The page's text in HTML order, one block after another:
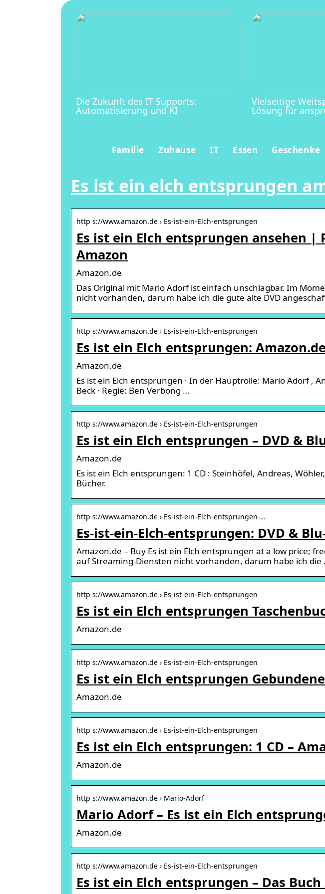
Die Zukunft des IT-Supports:
Automatisierung und KI
Vielseitige
Lösung für
Familie Zuhause IT Essen Geschenke
Es ist ein elch entsprungen
http s://www.amazon.de › Es-ist-ein-Elch-entsprungen
Es ist ein Elch entsprungen ansehen |
Amazon
Amazon.de
Das Original mit Mario Adorf ist einfach unschlagbar. Im
nicht vorhanden, darum habe ich die gute alte DVD
http s://www.amazon.de › Es-ist-ein-Elch-entsprungen
Es ist ein Elch entsprungen:
Amazon.de
Es ist ein Elch entsprungen · In der Hauptrolle: Mario Adorf ,
Beck · Regie: Ben Verbong …
http s://www.amazon.de › Es-ist-ein-Elch-entsprungen
Es ist ein Elch entsprungen – DVD &
Amazon.de
Es ist ein Elch entsprungen: 1 CD : Steinhöfel, Andreas,
Bücher.
http s://www.amazon.de › Es-ist-ein-Elch-entsprungen-…
Es-ist-ein-Elch-entsprungen: DVD &
Amazon.de – Buy Es ist ein Elch entsprungen at a low price;
auf Streaming-Diensten nicht vorhanden, darum habe ich die
http s://www.amazon.de › Es-ist-ein-Elch-entsprungen
Es ist ein Elch entsprungen
Amazon.de
http s://www.amazon.de › Es-ist-ein-Elch-entsprungen
Es ist ein Elch entsprungen
Amazon.de
http s://www.amazon.de › Es-ist-ein-Elch-entsprungen
Es ist ein Elch entsprungen: 1 CD –
Amazon.de
http s://www.amazon.de › Mario-Adorf
Mario Adorf – Es ist ein Elch
Amazon.de
http s://www.amazon.de › Es-ist-ein-Elch-entsprungen
Es ist ein Elch entsprungen – Das